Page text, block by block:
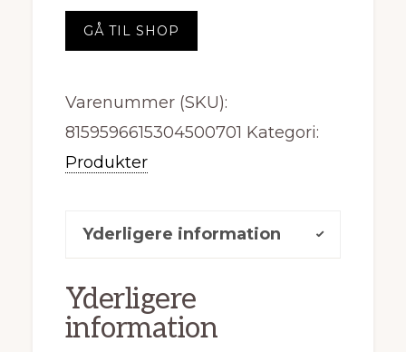
pris
var:
GÅ TIL SHOP
Varenummer (SKU):
8159596615304500701 Kategori:
Produkter
Yderligere information
Yderligere
information